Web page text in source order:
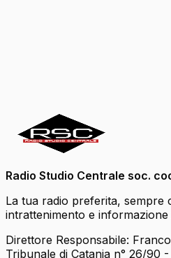
Radio Studio Centrale soc.
La tua radio preferita, sempre
intrattenimento e
Direttore Responsabile:
Tribunale di Catania n° 26/90 -